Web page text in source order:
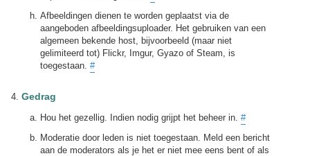
Afbeeldingen dienen te worden geplaatst via de
aangeboden afbeeldingsuploader. Het gebruiken van een
algemeen bekende host, bijvoorbeeld (maar niet
gelimiteerd tot) Flickr, Imgur, Gyazo of Steam, is
toegestaan. #
Gedrag
Hou het gezellig. Indien nodig grijpt het beheer in. #
Moderatie door leden is niet toegestaan. Meld een bericht
aan de moderators als je het er niet mee eens bent of als